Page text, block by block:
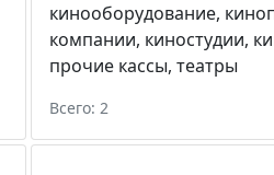
кинооборудование,
компании, киностудии,
прочие кассы, театры
Всего: 2